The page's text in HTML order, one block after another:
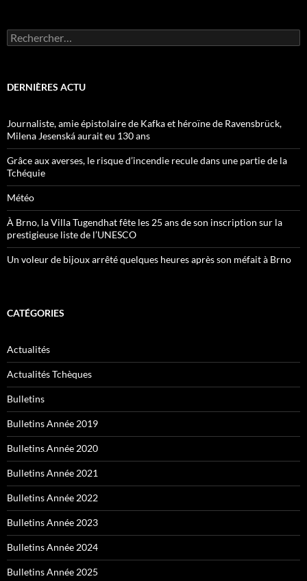
Rechercher :
DERNIÈRES ACTU
Journaliste, amie épistolaire de Kafka et héroïne de Ravensbrück,
Milena Jesenská aurait eu 130 ans
Grâce aux averses, le risque d’incendie recule dans une partie de la
Tchéquie
Météo
À Brno, la Villa Tugendhat fête les 25 ans de son inscription sur la
prestigieuse liste de l’UNESCO
Un voleur de bijoux arrêté quelques heures après son méfait à Brno
CATÉGORIES
Actualités
Actualités Tchèques
Bulletins
Bulletins Année 2019
Bulletins Année 2020
Bulletins Année 2021
Bulletins Année 2022
Bulletins Année 2023
Bulletins Année 2024
Bulletins Année 2025